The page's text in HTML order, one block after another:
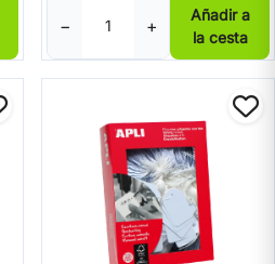
− +
Añadir a
la cesta